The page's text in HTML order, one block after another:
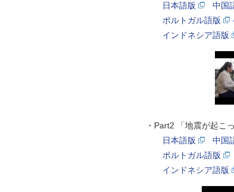
日本語版
中国
ポルトガル語版
インドネシア語版
・Part2 「地震が起こ
日本語版
中国
ポルトガル語版
インドネシア語版